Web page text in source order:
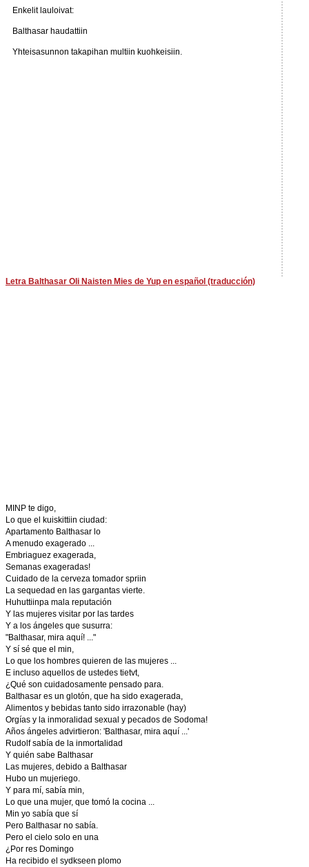
Enkelit lauloivat:
Balthasar haudattiin
Yhteisasunnon takapihan multiin kuohkeisiin.
Letra Balthasar Oli Naisten Mies de Yup en español (traducción)
MINP te digo,
Lo que el kuiskittiin ciudad:
Apartamento Balthasar lo
A menudo exagerado ...
Embriaguez exagerada,
Semanas exageradas!
Cuidado de la cerveza tomador spriin
La sequedad en las gargantas vierte.
Huhuttiinpa mala reputación
Y las mujeres visitar por las tardes
Y a los ángeles que susurra:
"Balthasar, mira aquí! ..."
Y sí sé que el min,
Lo que los hombres quieren de las mujeres ...
E incluso aquellos de ustedes tietvt,
¿Qué son cuidadosamente pensado para.
Balthasar es un glotón, que ha sido exagerada,
Alimentos y bebidas tanto sido irrazonable (hay)
Orgías y la inmoralidad sexual y pecados de Sodoma!
Años ángeles advirtieron: 'Balthasar, mira aquí ...'
Rudolf sabía de la inmortalidad
Y quién sabe Balthasar
Las mujeres, debido a Balthasar
Hubo un mujeriego.
Y para mí, sabía min,
Lo que una mujer, que tomó la cocina ...
Min yo sabía que sí
Pero Balthasar no sabía.
Pero el cielo solo en una
¿Por res Domingo
Ha recibido el sydkseen plomo